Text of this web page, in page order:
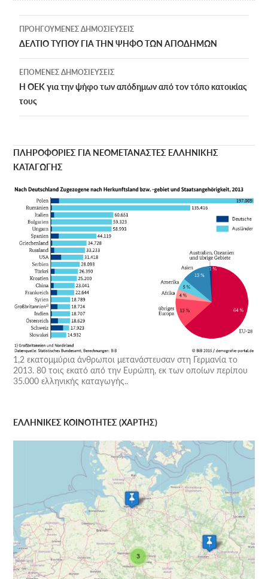
Πλοήγηση
άρθρων
ΠΡΟΗΓΟΎΜΕΝΕΣ ΔΗΜΟΣΙΕΎΣΕΙΣ
ΔΕΛΤΙΟ ΤΥΠΟΥ ΓΙΑ ΤΗΝ ΨΗΦΟ ΤΩΝ ΑΠΟΔΗΜΩΝ
ΕΠΌΜΕΝΕΣ ΔΗΜΟΣΙΕΎΣΕΙΣ
Η ΟΕΚ για την ψήφο των απόδημων από τον τόπο κατοικίας
τους
ΠΛΗΡΟΦΟΡΙΕΣ ΓΙΑ ΝΕΟΜΕΤΑΝΑΣΤΕΣ ΕΛΛΗΝΙΚΗΣ
ΚΑΤΑΓΩΓΗΣ
1,2 εκατομμύρια άνθρωποι μετανάστευσαν στη Γερμανία το
2013. 80 τοις εκατό από την Ευρώπη, εκ των οποίων περίπου
35.000 ελληνικής καταγωγής..
ΕΛΛΗΝΙΚΕΣ ΚΟΙΝΟΤΗΤΕΣ (ΧΑΡΤΗΣ)